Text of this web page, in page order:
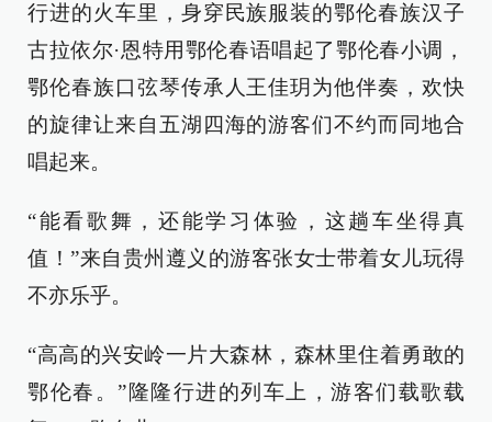
行进的火车里，身穿民族服装的鄂伦春族汉子
古拉依尔·恩特用鄂伦春语唱起了鄂伦春小调，
鄂伦春族口弦琴传承人王佳玥为他伴奏，欢快
的旋律让来自五湖四海的游客们不约而同地合
唱起来。
“能看歌舞，还能学习体验，这趟车坐得真
值！”来自贵州遵义的游客张女士带着女儿玩得
不亦乐乎。
“高高的兴安岭一片大森林，森林里住着勇敢的
鄂伦春。”隆隆行进的列车上，游客们载歌载